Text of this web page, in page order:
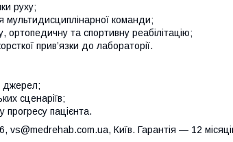
руху;
мультидисциплінарної команди;
ортопедичну та спортивну реабілітацію;
прив’язки до лабораторії.
джерел;
сценаріїв;
прогресу пацієнта.
vs@medrehab.com.ua, Київ. Гарантія — 12